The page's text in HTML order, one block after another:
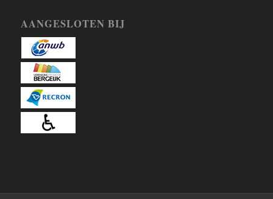
AANGESLOTEN BIJ